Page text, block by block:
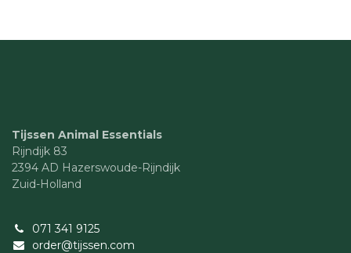
Tijssen Animal Essentials
Rijndijk 83
2394 AD Hazerswoude-Rijndijk
Zuid-Holland
071 341 9125
order@tijssen.com